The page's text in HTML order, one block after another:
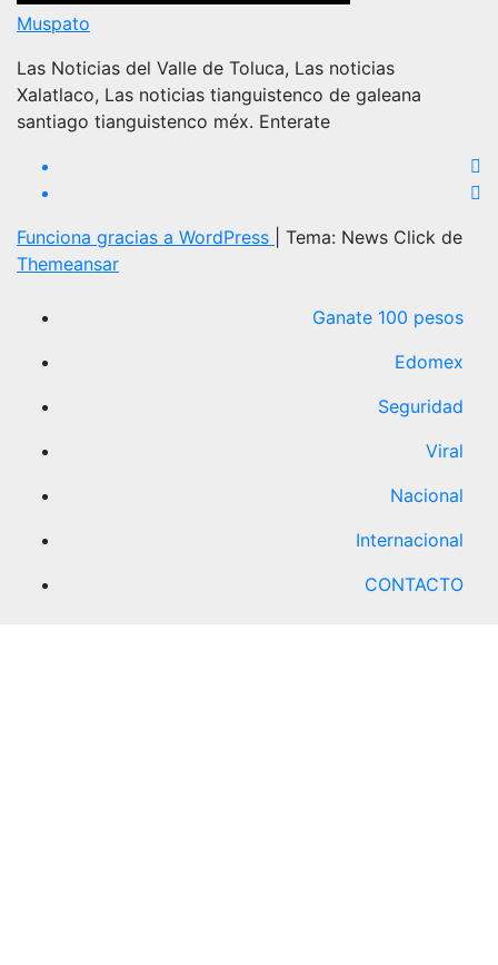
Muspato
Las Noticias del Valle de Toluca, Las noticias
Xalatlaco, Las noticias tianguistenco de galeana
santiago tianguistenco méx. Enterate
Funciona gracias a WordPress
Tema: News Click de
Themeansar
Ganate 100 pesos
Edomex
Seguridad
Viral
Nacional
Internacional
CONTACTO